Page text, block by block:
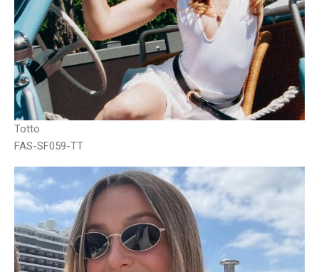
Totto
FAS-SF059-TT